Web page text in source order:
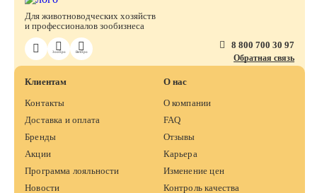
ЗооПро ВетПро
Для животноводческих хозяйств
и профессионалов зообизнеса
8 800 700 30 97
Обратная связь
Клиентам
Контакты
Доставка и оплата
Бренды
Акции
Программа лояльности
Новости
О нас
О компании
FAQ
Отзывы
Карьера
Изменение цен
Контроль качества